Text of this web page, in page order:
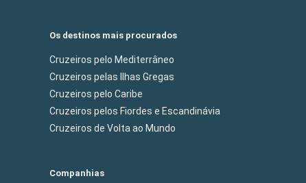
Os destinos mais procurados
Cruzeiros pelo Mediterrâneo
Cruzeiros pelas Ilhas Gregas
Cruzeiros pelo Caribe
Cruzeiros pelos Fiordes e Escandinávia
Cruzeiros de Volta ao Mundo
Companhias